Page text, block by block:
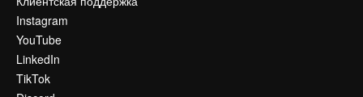
Instagram
YouTube
LinkedIn
TikTok